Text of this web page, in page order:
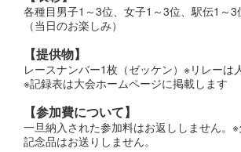
各種目男子1～3位、女子1～3位、駅伝1～
（当日のお楽しみ）
【提供物】
レースナンバー1枚（ゼッケン）※リレーは
※記録表は大会ホームページに掲載します
【参加費について】
一旦納入された参加料はお返ししません。
記念品はお送りしません。